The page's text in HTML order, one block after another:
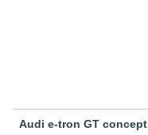
Audi e-tron GT concept